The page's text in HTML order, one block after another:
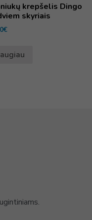
krepšelis Dingo
skyriais
€